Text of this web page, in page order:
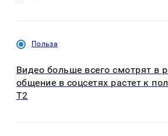
Польза
Видео больше всего смотрят в
общение в соцсетях растет к
T2